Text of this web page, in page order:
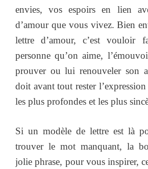
envies, vos espoirs en lien
d’amour que vous vivez. Bien
lettre d’amour, c’est vouloir
personne qu’on aime,
prouver ou lui renouveler son
doit avant tout rester
les plus profondes et les plus
Si un modèle de lettre est là
trouver le mot manquant, la
jolie phrase, pour vous inspirer,